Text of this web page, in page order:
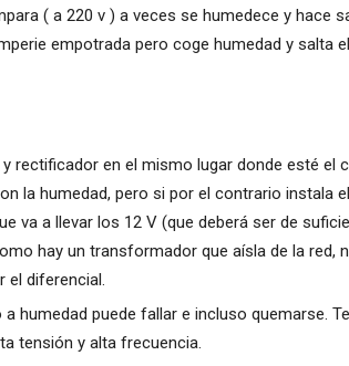
( a 220 v ) a veces se humedece y hace
empotrada pero coge humedad y salta
rectificador en el mismo lugar donde esté el
la humedad, pero si por el contrario instala
va a llevar los 12 V (que deberá ser de
hay un transformador que aísla de la red,
el diferencial.
humedad puede fallar e incluso quemarse.
tensión y alta frecuencia.